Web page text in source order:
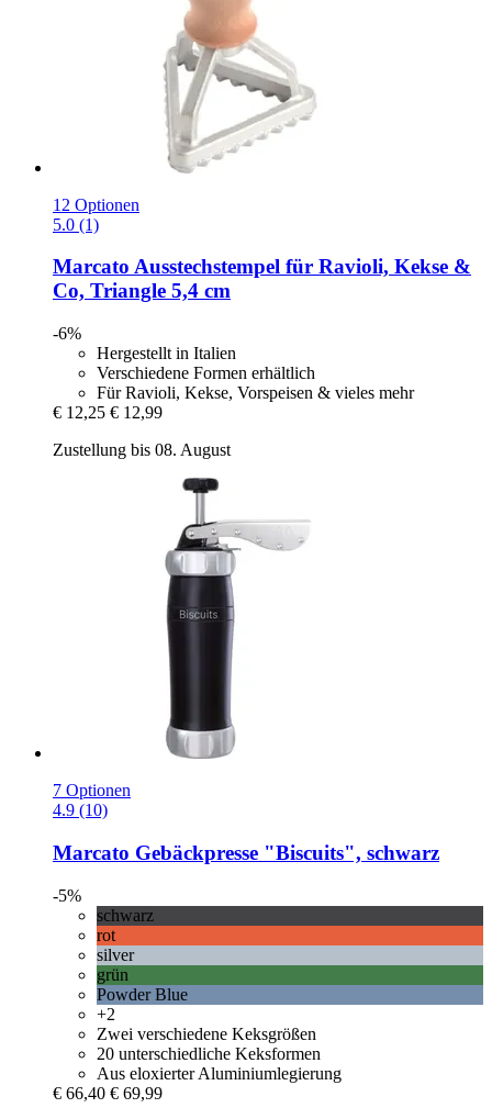
12 Optionen
5.0 (1)
Marcato Ausstechstempel für Ravioli, Kekse &
Co, Triangle 5,4 cm
-6%
Hergestellt in Italien
Verschiedene Formen erhältlich
Für Ravioli, Kekse, Vorspeisen & vieles mehr
€ 12,25 € 12,99
Zustellung bis 08. August
7 Optionen
4.9 (10)
Marcato Gebäckpresse "Biscuits", schwarz
-5%
schwarz
rot
silver
grün
Powder Blue
+2
Zwei verschiedene Keksgrößen
20 unterschiedliche Keksformen
Aus eloxierter Aluminiumlegierung
€ 66,40 € 69,99